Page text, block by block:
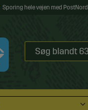
Sporing hele vejen med PostNord